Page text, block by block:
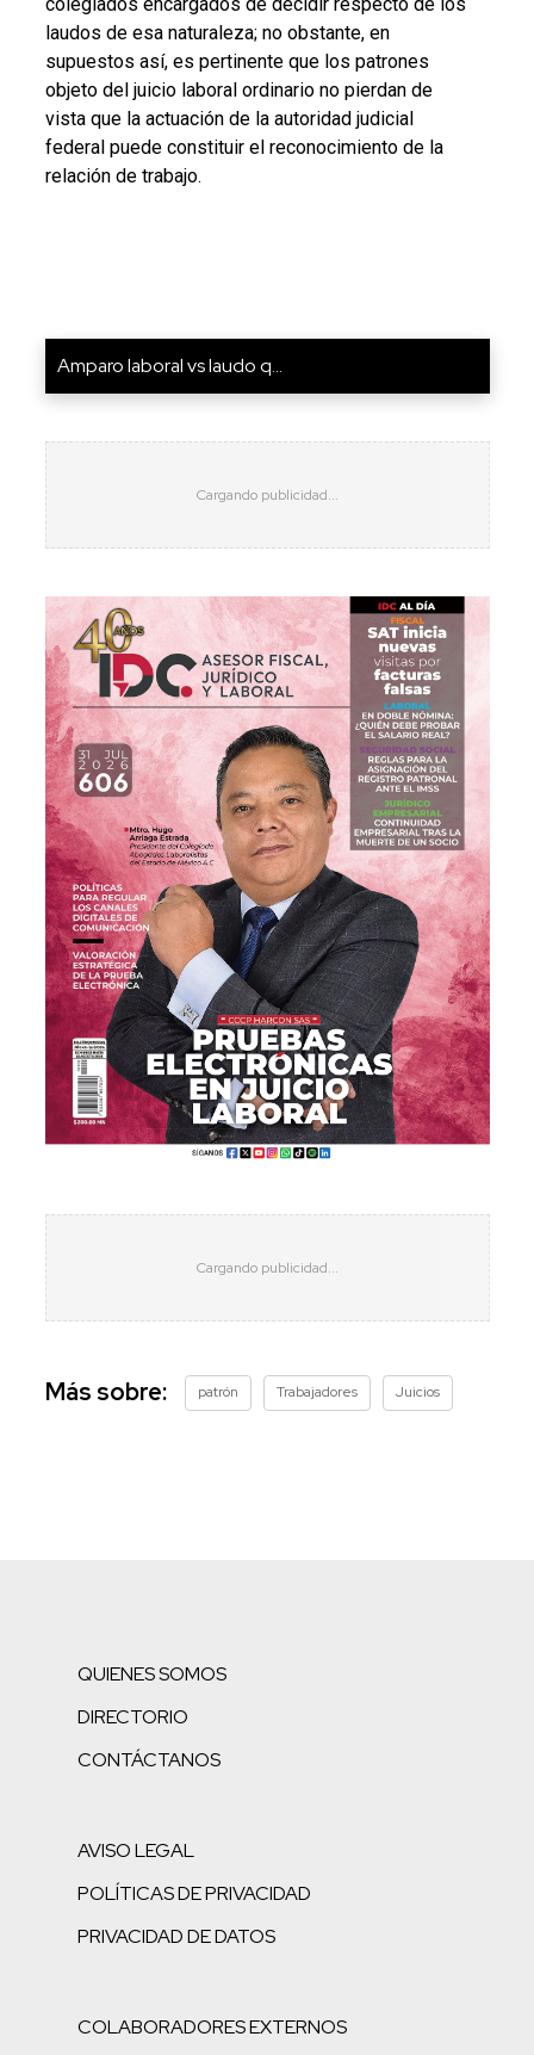
laudos de esa naturaleza; no obstante, en
supuestos así, es pertinente que los patrones
objeto del juicio laboral ordinario no pierdan de
vista que la actuación de la autoridad judicial
federal puede constituir el reconocimiento de la
relación de trabajo.
Amparo laboral vs laudo q...
Más sobre: patrón Trabajadores Juicios
QUIENES SOMOS
DIRECTORIO
CONTÁCTANOS
AVISO LEGAL
POLÍTICAS DE PRIVACIDAD
PRIVACIDAD DE DATOS
COLABORADORES EXTERNOS